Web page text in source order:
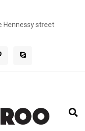
Hennessy street